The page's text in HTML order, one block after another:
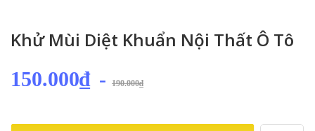
Khử Mùi Diệt Khuẩn Nội Thất Ô Tô
150.000₫ - 190.000₫